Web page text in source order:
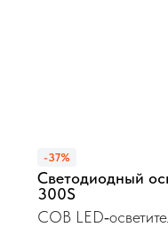
-37%
Светодиодный
300S
COB